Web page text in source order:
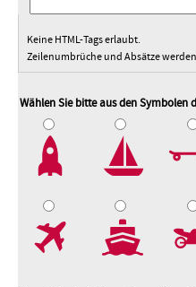
Keine HTML-Tags erlaubt.
Zeilenumbrüche und Absätze
Wählen Sie bitte aus den Symbolen